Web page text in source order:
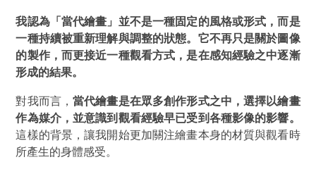
我認為「當代繪畫」並不是一種固定的風格或形式，而是
一種持續被重新理解與調整的狀態。它不再只是關於圖像
的製作，而更接近一種觀看方式，是在感知經驗之中逐漸
形成的結果。
對我而言，當代繪畫是在眾多創作形式之中，選擇以繪畫
作為媒介，並意識到觀看經驗早已受到各種影像的影響。
這樣的背景，讓我開始更加關注繪畫本身的材質與觀看時
所產生的身體感受。